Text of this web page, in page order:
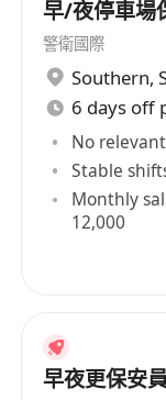
早/夜停車場
警衛國際
Southern,
6 days off
No
Stable
Monthly
12,000
早夜更保安